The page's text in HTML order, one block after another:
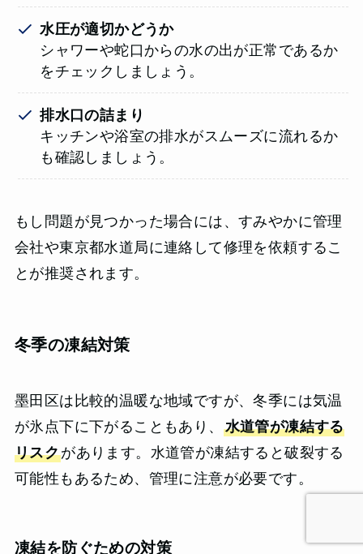
水圧が適切かどうか
シャワーや蛇口からの水の出が正常であるか
をチェックしましょう。
排水口の詰まり
キッチンや浴室の排水がスムーズに流れるか
も確認しましょう。
もし問題が見つかった場合には、すみやかに管理
会社や東京都水道局に連絡して修理を依頼するこ
とが推奨されます。
冬季の凍結対策
墨田区は比較的温暖な地域ですが、冬季には気温
が氷点下に下がることもあり、 水道管が凍結する
リスクがあります。水道管が凍結すると破裂する
可能性もあるため、管理に注意が必要です。
凍結を防ぐための対策